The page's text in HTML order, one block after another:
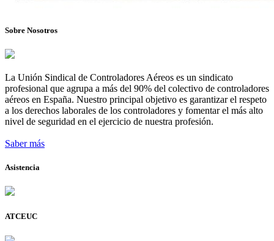
Sobre Nosotros
La Unión Sindical de Controladores Aéreos es un sindicato
profesional que agrupa a más del 90% del colectivo de controladores
aéreos en España. Nuestro principal objetivo es garantizar el respeto
a los derechos laborales de los controladores y fomentar el más alto
nivel de seguridad en el ejercicio de nuestra profesión.
Saber más
Asistencia
ATCEUC